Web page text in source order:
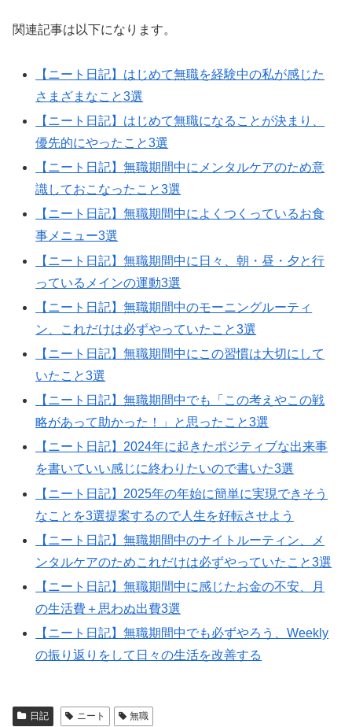
関連記事は以下になります。
【ニート日記】はじめて無職を経験中の私が感じた
さまざまなこと3選
【ニート日記】はじめて無職になることが決まり、
優先的にやったこと3選
【ニート日記】無職期間中にメンタルケアのため意
識しておこなったこと3選
【ニート日記】無職期間中によくつくっているお食
事メニュー3選
【ニート日記】無職期間中に日々、朝・昼・夕と行
っているメインの運動3選
【ニート日記】無職期間中のモーニングルーティ
ン、これだけは必ずやっていたこと3選
【ニート日記】無職期間中にこの習慣は大切にして
いたこと3選
【ニート日記】無職期間中でも「この考えやこの戦
略があって助かった！」と思ったこと3選
【ニート日記】2024年に起きたポジティブな出来事
を書いていい感じに終わりたいので書いた3選
【ニート日記】2025年の年始に簡単に実現できそう
なことを3選提案するので人生を好転させよう
【ニート日記】無職期間中のナイトルーティン、メ
ンタルケアのためこれだけは必ずやっていたこと3選
【ニート日記】無職期間中に感じたお金の不安、月
の生活費＋思わぬ出費3選
【ニート日記】無職期間中でも必ずやろう、Weekly
の振り返りをして日々の生活を改善する
日記 ニート 無職